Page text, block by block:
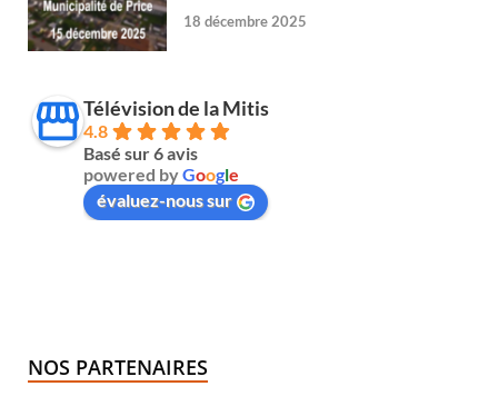
18 décembre 2025
Télévision de la Mitis
4.8
Basé sur 6 avis
powered byGoogle
évaluez-nous sur
NOS PARTENAIRES